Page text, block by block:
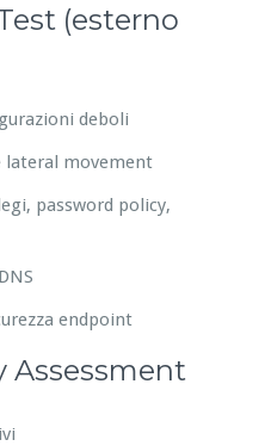
(esterno
deboli
lateral movement
password policy,
endpoint
Assessment